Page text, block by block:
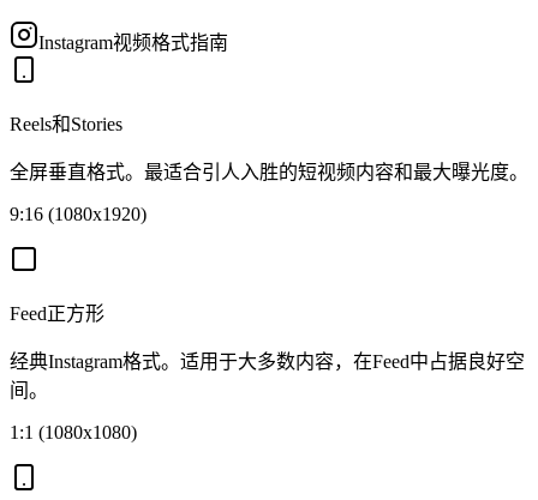
Instagram视频格式指南
Reels和Stories
全屏垂直格式。最适合引人入胜的短视频内容和最大曝光度。
9:16 (1080x1920)
Feed正方形
经典Instagram格式。适用于大多数内容，在Feed中占据良好空
间。
1:1 (1080x1080)